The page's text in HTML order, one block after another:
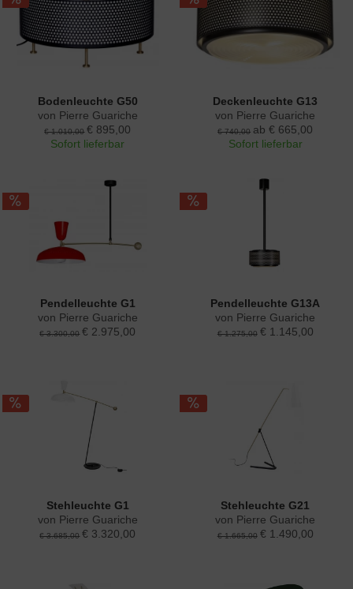
Bodenleuchte G50
von Pierre Guariche
€ 1.010,00 € 895,00
Sofort lieferbar
Deckenleuchte G13
von Pierre Guariche
€ 740,00 ab € 665,00
Sofort lieferbar
Pendelleuchte G1
von Pierre Guariche
€ 3.300,00 € 2.975,00
Pendelleuchte G13A
von Pierre Guariche
€ 1.275,00 € 1.145,00
Stehleuchte G1
von Pierre Guariche
€ 3.685,00 € 3.320,00
Stehleuchte G21
von Pierre Guariche
€ 1.665,00 € 1.490,00